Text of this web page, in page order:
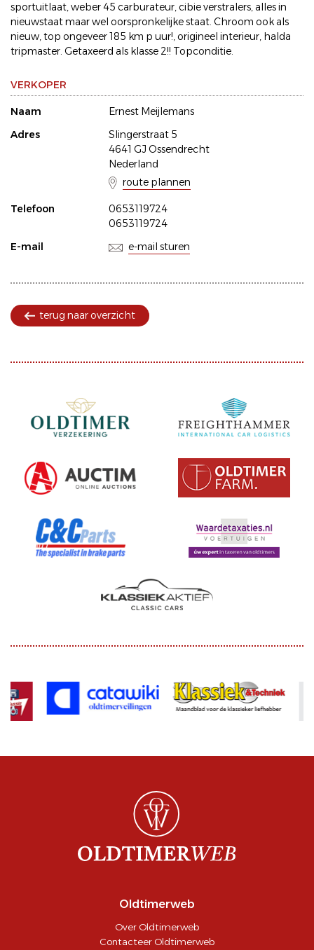
sportuitlaat, weber 45 carburateur, cibie verstralers, alles in
nieuwstaat maar wel oorspronkelijke staat. Chroom ook als
nieuw, top ongeveer 185 km p uur!, origineel interieur, halda
tripmaster. Getaxeerd als klasse 2!! Topconditie.
VERKOPER
Naam
Ernest Meijlemans
Adres
Slingerstraat 5
4641 GJ Ossendrecht
Nederland
route plannen
Telefoon
0653119724
0653119724
E-mail
e-mail sturen
terug naar overzicht
Oldtimerweb
Over Oldtimerweb
Contacteer Oldtimerweb